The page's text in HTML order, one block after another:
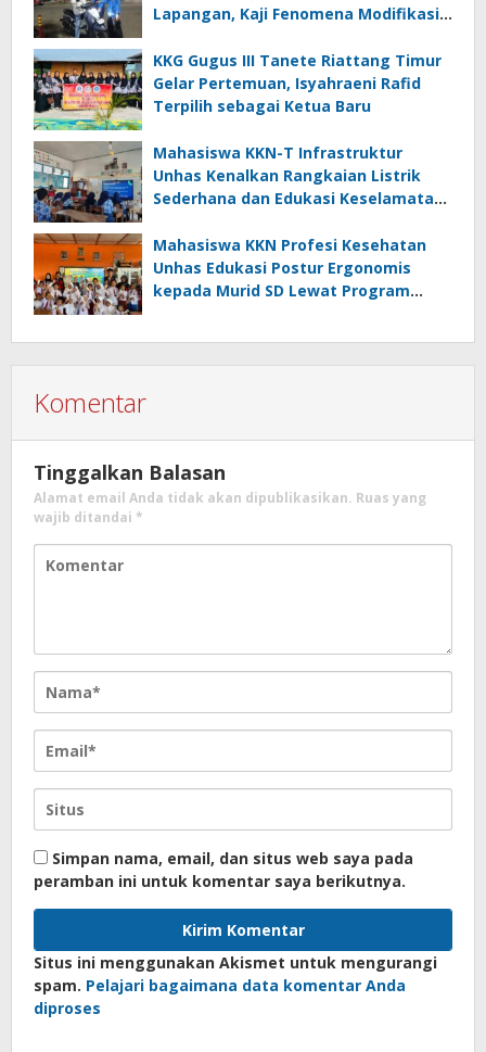
Lapangan, Kaji Fenomena Modifikasi
FOTOFOBIA
KKG Gugus III Tanete Riattang Timur
Gelar Pertemuan, Isyahraeni Rafid
Terpilih sebagai Ketua Baru
Mahasiswa KKN-T Infrastruktur
Unhas Kenalkan Rangkaian Listrik
Sederhana dan Edukasi Keselamatan
Langkeang
Mahasiswa KKN Profesi Kesehatan
Unhas Edukasi Postur Ergonomis
kepada Murid SD Lewat Program
Komentar
Tinggalkan Balasan
Alamat email Anda tidak akan dipublikasikan. Ruas yang
wajib ditandai *
Simpan nama, email, dan situs web saya pada
peramban ini untuk komentar saya berikutnya.
Situs ini menggunakan Akismet untuk mengurangi
spam. Pelajari bagaimana data komentar Anda
diproses